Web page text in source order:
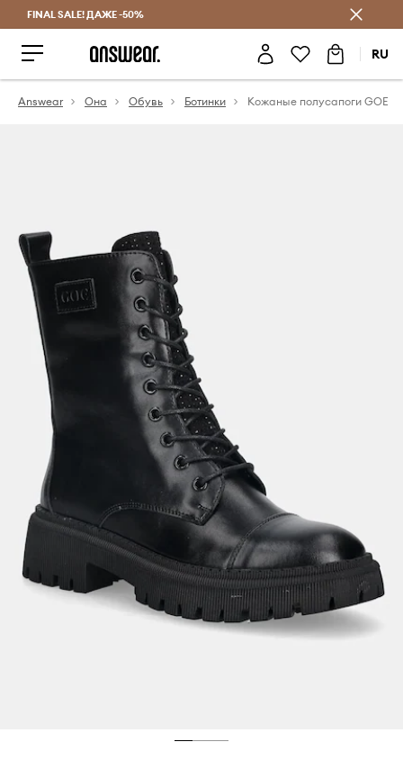
FINAL SALE! ДАЖЕ -50%
RU
Answear Она Обувь Ботинки Кожаные полусапоги GOE